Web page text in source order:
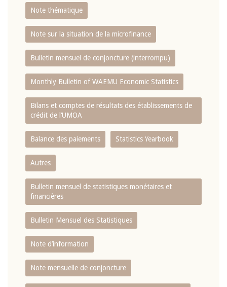
Note thématique
Note sur la situation de la microfinance
Bulletin mensuel de conjoncture (interrompu)
Monthly Bulletin of WAEMU Economic Statistics
Bilans et comptes de résultats des établissements de
crédit de l‘UMOA
Balance des paiements Statistics Yearbook
Autres
Bulletin mensuel de statistiques monétaires et
financières
Bulletin Mensuel des Statistiques
Note d’information
Note mensuelle de conjoncture